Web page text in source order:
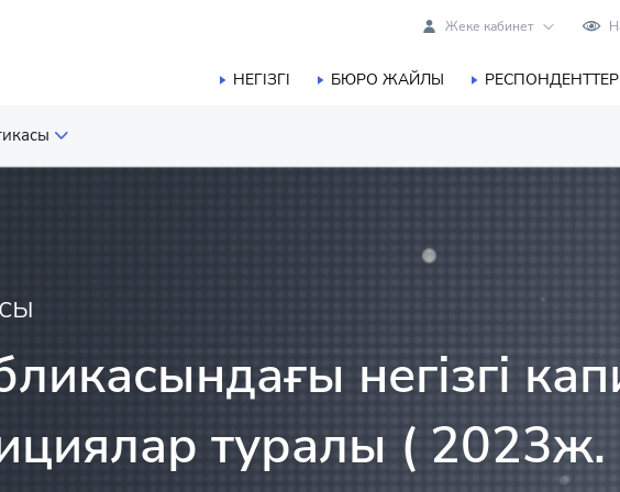
Жеке кабинет
НЕГІЗГІ БЮРО ЖАЙЛЫ
негізгі
туралы (